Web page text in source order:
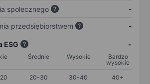
społecznego
-
przedsiębiorstwem
-
ESG -
Średnie Wysokie
Bardzo
wysokie
20-30 30-40 40+